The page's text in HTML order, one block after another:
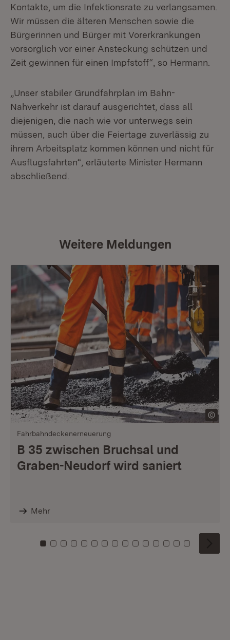
Kontakte, um die Infektionsrate zu verlangsamen.
Wir müssen die älteren Menschen sowie die
Bürgerinnen und Bürger mit Vorerkrankungen
vorsorglich vor einer Ansteckung schützen und
Zeit gewinnen für einen Impfstoff“, so Hermann.
„Unser stabiler Grundfahrplan im Bahn-
Nahverkehr ist darauf ausgerichtet, dass all
diejenigen, die nach wie vor unterwegs sein
müssen, auch über die Feiertage zuverlässig zu
ihrem Arbeitsplatz kommen können und nicht für
Ausflugsfahrten“, erläuterte Minister Hermann
abschließend.
Weitere Meldungen
Fahrbahndeckenerneuerung
B 35 zwischen Bruchsal und
Graben-Neudorf wird saniert
Mehr
Zu Kachel: 0
Zu Kachel: 1
Zu Kachel: 2
Zu Kachel: 3
Zu Kachel: 4
Zu Kachel: 5
Zu Kachel: 6
Zu Kachel: 7
Zu Kachel: 8
Zu Kachel: 9
Zu Kachel: 10
Zu Kachel: 11
Zu Kachel: 12
Zu Kachel:
Zu